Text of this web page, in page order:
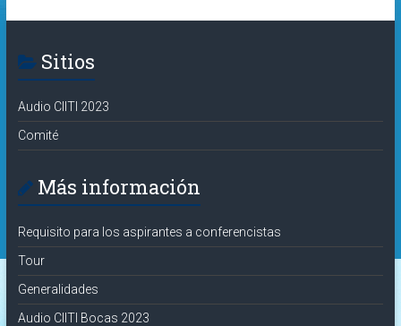
Sitios
Audio CIITI 2023
Comité
Más información
Requisito para los aspirantes a conferencistas
Tour
Generalidades
Audio CIITI Bocas 2023